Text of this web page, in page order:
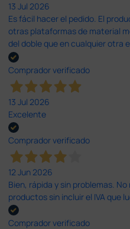
13 Jul 2026
Es fácil hacer el pedido. El
otras plataformas de material
del doble que en cualquier otra
Comprador verificado
13 Jul 2026
Excelente
Comprador verificado
12 Jun 2026
Bien, rápida y sin problemas.
productos sin incluir el IVA que
Comprador verificado